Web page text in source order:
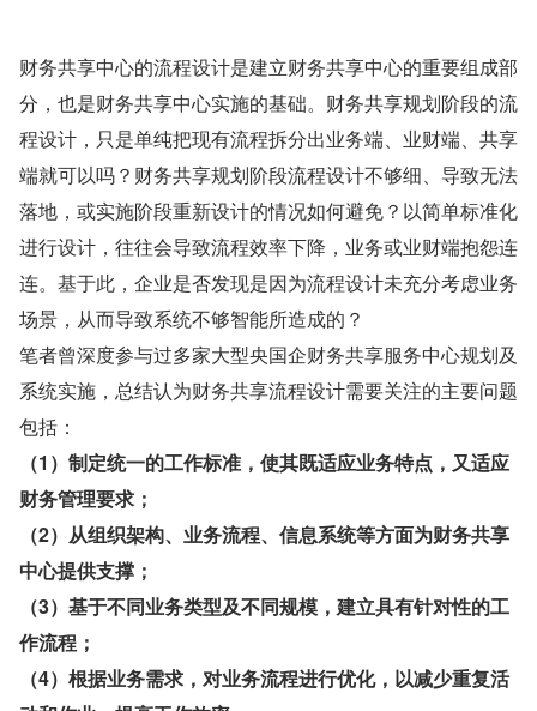
财务共享中心的流程设计是建立财务共享中心的重要组成部
分，也是财务共享中心实施的基础。财务共享规划阶段的流
程设计，只是单纯把现有流程拆分出业务端、业财端、共享
端就可以吗？财务共享规划阶段流程设计不够细、导致无法
落地，或实施阶段重新设计的情况如何避免？以简单标准化
进行设计，往往会导致流程效率下降，业务或业财端抱怨连
连。基于此，企业是否发现是因为流程设计未充分考虑业务
场景，从而导致系统不够智能所造成的？
笔者曾深度参与过多家大型央国企财务共享服务中心规划及
系统实施，总结认为财务共享流程设计需要关注的主要问题
包括：
（1）制定统一的工作标准，使其既适应业务特点，又适应
财务管理要求；
（2）从组织架构、业务流程、信息系统等方面为财务共享
中心提供支撑；
（3）基于不同业务类型及不同规模，建立具有针对性的工
作流程；
（4）根据业务需求，对业务流程进行优化，以减少重复活